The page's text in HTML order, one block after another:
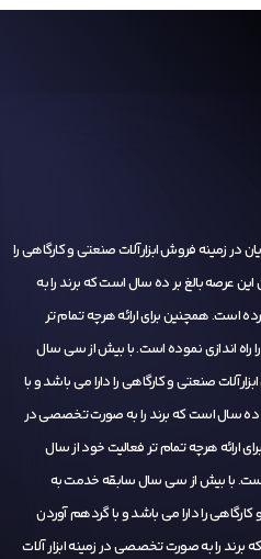
زمینه فروش ابزارآلات صنعتی و کارگاهی را
عرصه بالغ بر ده سال است که برند را به
است. همچنین برای ارائه هرچه تمام تر
راه اندازی نموده است. با بیش از سی سال
صنعتی و کارگاهی را دارا می باشد و با
ده سال است که برند را به صورت تخصصی در
ارائه هرچه تمام تر فعالیت خود از سال
است. با بیش از سی سال سابقه خدمت به
را دارا می باشد و با گردهم آوردن
را به صورت تخصصی در زمینه ابزار آلات